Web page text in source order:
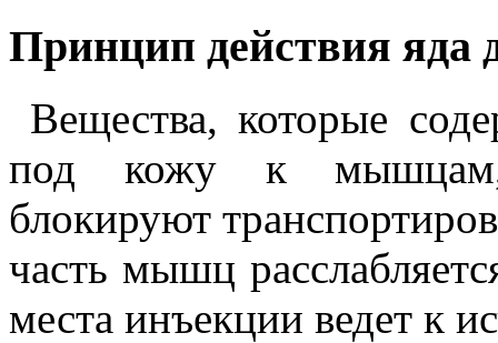
Принцип действия яда
Вещества, которые
под кожу к мышцам,
блокируют
часть мышц
места инъекции ведет к